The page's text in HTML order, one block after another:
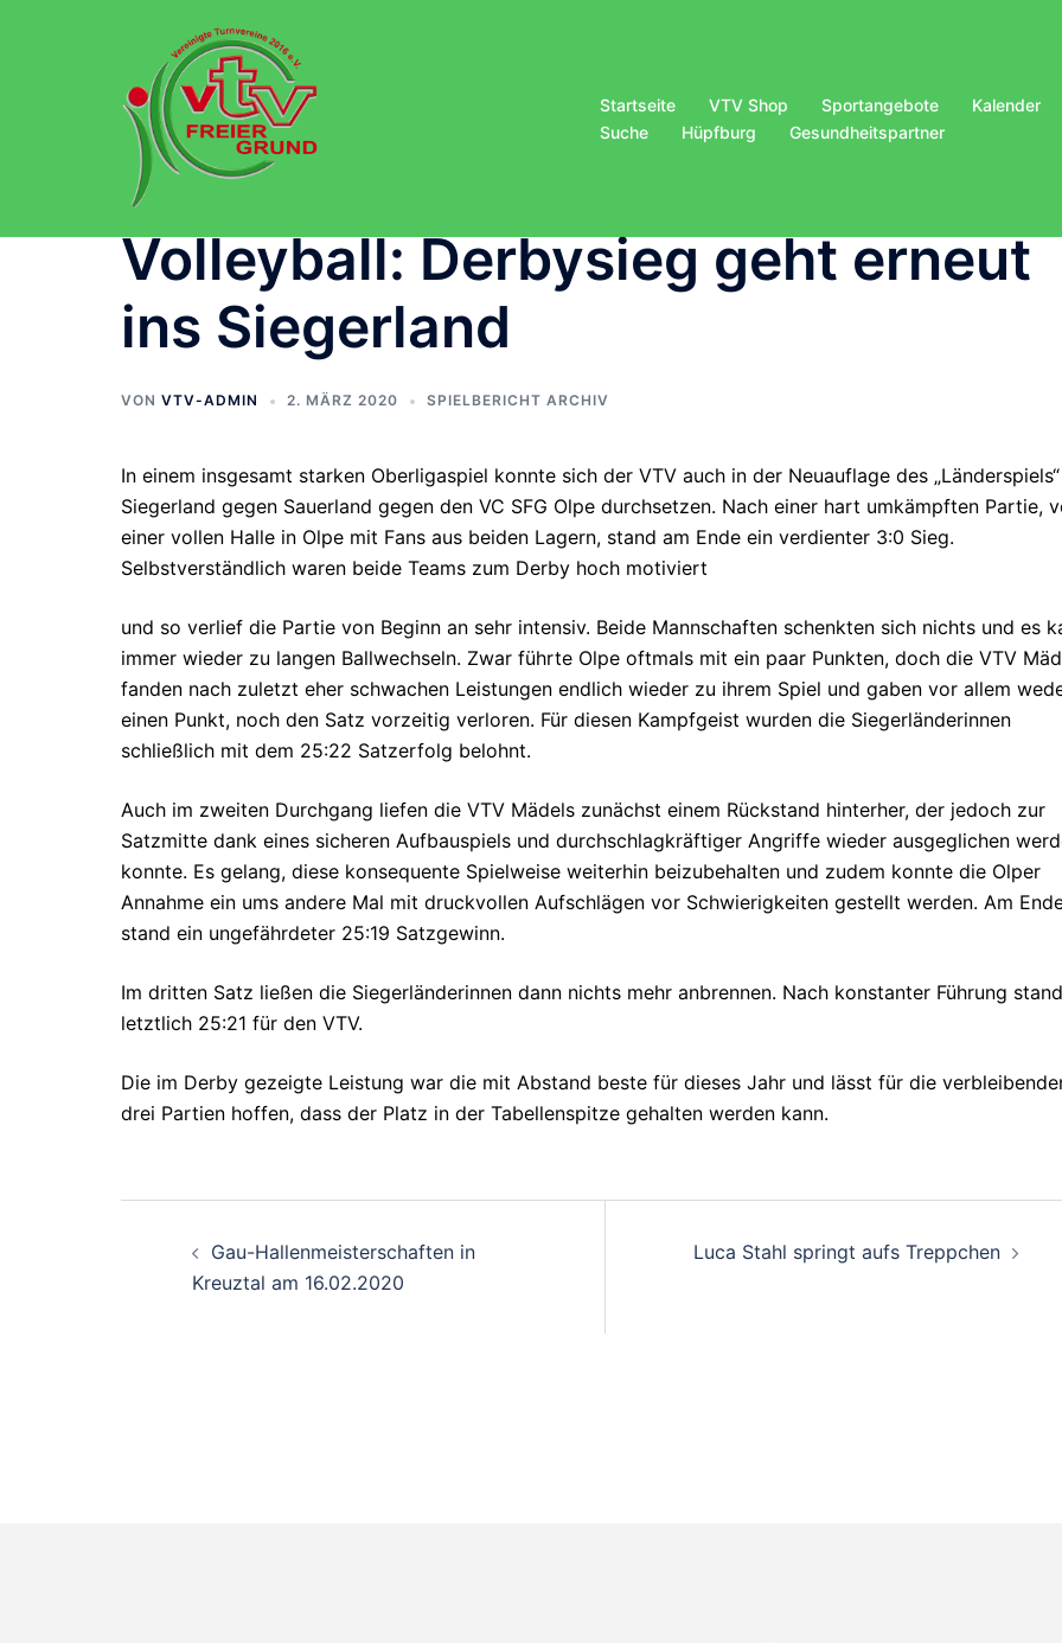
Startseite VTV Shop Sportangebote
Kalender
Suche
Hüpfburg Gesundheitspartner
Volleyball: Derbysieg geht erneut
ins Siegerland
VON VTV-ADMIN 2. MÄRZ 2020 SPIELBERICHT ARCHIV
In einem insgesamt starken Oberligaspiel konnte sich der VTV auch in der Neuauflage des „Länderspiels“
Siegerland gegen Sauerland gegen den VC SFG Olpe durchsetzen. Nach einer hart umkämpften Partie,
einer vollen Halle in Olpe mit Fans aus beiden Lagern, stand am Ende ein verdienter 3:0 Sieg.
Selbstverständlich waren beide Teams zum Derby hoch motiviert
und so verlief die Partie von Beginn an sehr intensiv. Beide Mannschaften schenkten sich nichts und es
immer wieder zu langen Ballwechseln. Zwar führte Olpe oftmals mit ein paar Punkten, doch die VTV
fanden nach zuletzt eher schwachen Leistungen endlich wieder zu ihrem Spiel und gaben vor allem
einen Punkt, noch den Satz vorzeitig verloren. Für diesen Kampfgeist wurden die Siegerländerinnen
schließlich mit dem 25:22 Satzerfolg belohnt.
Auch im zweiten Durchgang liefen die VTV Mädels zunächst einem Rückstand hinterher, der jedoch zur
Satzmitte dank eines sicheren Aufbauspiels und durchschlagkräftiger Angriffe wieder ausgeglichen
konnte. Es gelang, diese konsequente Spielweise weiterhin beizubehalten und zudem konnte die Olper
Annahme ein ums andere Mal mit druckvollen Aufschlägen vor Schwierigkeiten gestellt werden. Am
stand ein ungefährdeter 25:19 Satzgewinn.
Im dritten Satz ließen die Siegerländerinnen dann nichts mehr anbrennen. Nach konstanter Führung
letztlich 25:21 für den VTV.
Die im Derby gezeigte Leistung war die mit Abstand beste für dieses Jahr und lässt für die
drei Partien hoffen, dass der Platz in der Tabellenspitze gehalten werden kann.
Beitragsnavigation
Gau-Hallenmeisterschaften in
Kreuztal am 16.02.2020
Luca Stahl springt aufs Treppchen